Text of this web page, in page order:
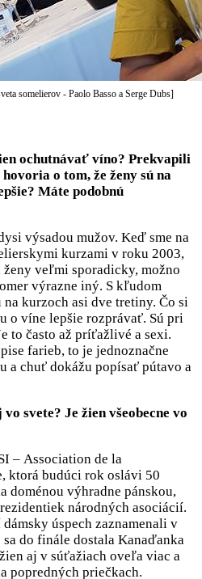
somelierov - Paolo Basso a Serge Dubs]
ochutnávať víno? Prekvapili
o tom, že ženy sú na
Máte podobnú
výsadou mužov. Keď sme na
kurzami v roku 2003,
veľmi sporadicky, možno
výrazne iný. S kľudom
na kurzoch asi dve tretiny. Čo si
o víne lepšie rozprávať. Sú pri
to často až príťažlivé a sexi.
farieb, to je jednoznačne
a chuť dokážu popísať pútavo a
svete? Je žien všeobecne vo
– Association de la
ktorá budúci rok oslávi 50
doménou výhradne pánskou,
národných asociácií.
úspech zaznamenali v
do finále dostala Kanaďanka
aj v súťažiach oveľa viac a
popredných priečkach.